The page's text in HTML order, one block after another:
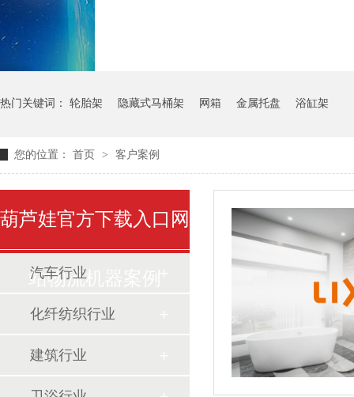
料架
热门关键词： 轮胎架 隐藏式马桶架 网箱 金属托盘 浴缸架
您的位置： 首页 > 客户案例
葫芦娃官方下载入口网
站物流机器案例
汽车行业
化纤纺织行业
建筑行业